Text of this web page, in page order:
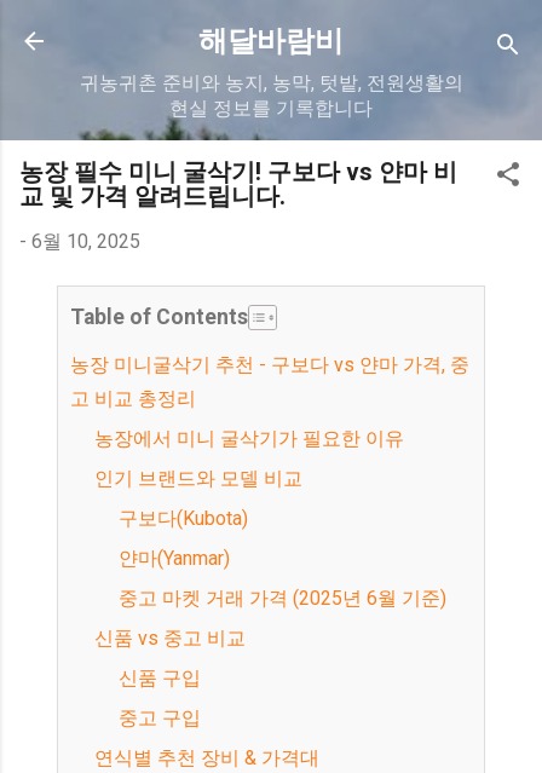
기본 콘텐츠로 건너뛰기
해달바람비
귀농귀촌 준비와 농지, 농막, 텃밭, 전원생활의
현실 정보를 기록합니다
농장 필수 미니 굴삭기! 구보다 vs 얀마 비
교 및 가격 알려드립니다.
- 6월 10, 2025
Table of Contents
농장 미니굴삭기 추천 - 구보다 vs 얀마 가격, 중
고 비교 총정리
농장에서 미니 굴삭기가 필요한 이유
인기 브랜드와 모델 비교
구보다(Kubota)
얀마(Yanmar)
중고 마켓 거래 가격 (2025년 6월 기준)
신품 vs 중고 비교
신품 구입
중고 구입
연식별 추천 장비 & 가격대